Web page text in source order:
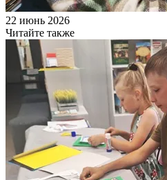
22 июнь 2026
Читайте также